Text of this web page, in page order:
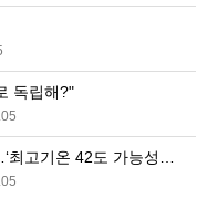
독립해?"
최고기온 42도 가능성…